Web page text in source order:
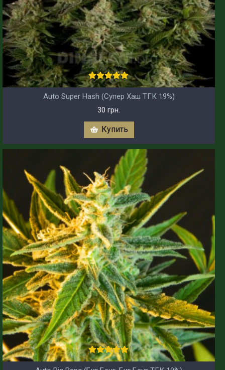
Auto Super Hash (Супер Хаш ТГК 19%)
30 грн.
Купить